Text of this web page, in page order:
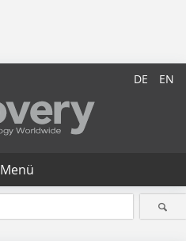
DE EN
Menü